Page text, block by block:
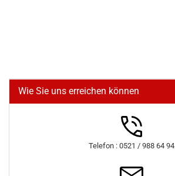
Wie Sie uns erreichen können
Telefon : 0521 / 988 64 94